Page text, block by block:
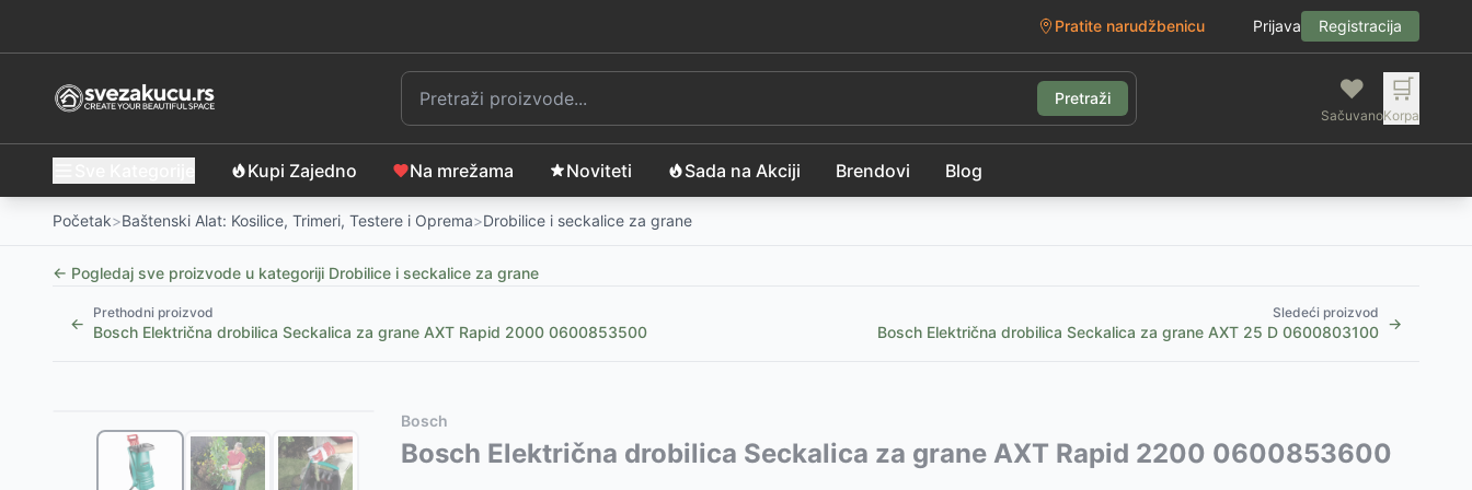
Pratite narudžbenicu Prijava Registracija
Pretraži ❤️
Sačuvano
🛒
Korpa
Kupi Zajedno Na mrežama Noviteti Sada na Akciji Brendovi Blog
Početak>Baštenski Alat: Kosilice, Trimeri, Testere i Oprema>Drobilice i seckalice za grane
← Pogledaj sve proizvode u kategoriji Drobilice i seckalice za grane
←
Prethodni proizvod
Bosch Električna drobilica Seckalica za grane AXT Rapid 2000 0600853500
Sledeći proizvod
Bosch Električna drobilica Seckalica za grane AXT 25 D 0600803100 →
Fieldmann Električna drobilica za grane FZD 4015-E -12399RSD
Motorna seckalica za grane Villager VPC 160 L
Ovaj proizvod nije dostupan, pogledajte slične proizvode:
Električna seckalica AGM AS 2520-
Bosch
Bosch Električna drobilica Seckalica za grane AXT Rapid 2200 0600853600